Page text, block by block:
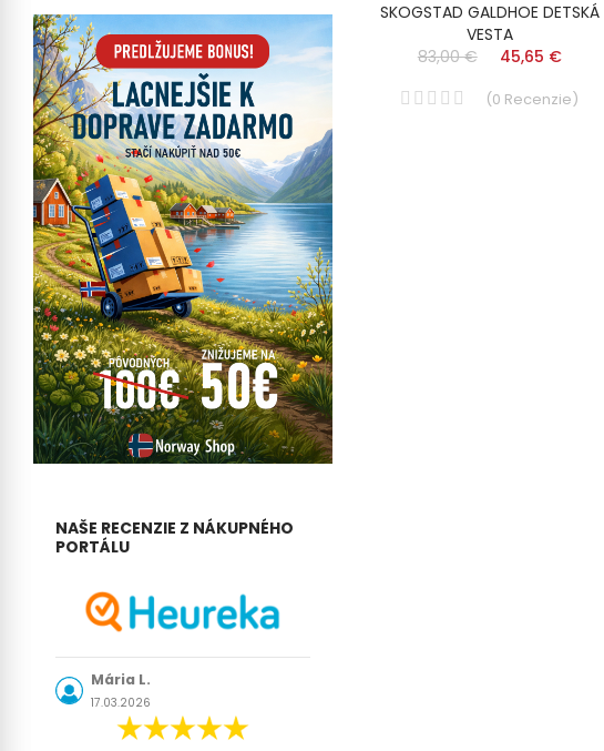
SKOGSTAD GALDHOE DETSKÁ
VESTA
83,00 €
45,65 €
(0 Recenzie)
NAŠE RECENZIE Z NÁKUPNÉHO
PORTÁLU
Mária L.
17.03.2026